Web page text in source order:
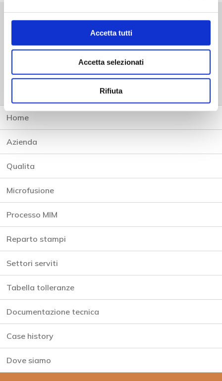
Accetta tutti
Accetta selezionati
Rifiuta
Home
Azienda
Qualita
Microfusione
Processo MIM
Reparto stampi
Settori serviti
Tabella tolleranze
Documentazione tecnica
Case history
Dove siamo
Per richiedere informazioni:
Chiama
+39.030.6850679
info@microfond.it